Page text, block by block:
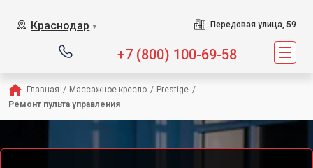
Краснодар ▼ Передовая улица, 59
+7 (800) 100-69-58
Главная / Массажное кресло / Prestige /
Ремонт пульта управления